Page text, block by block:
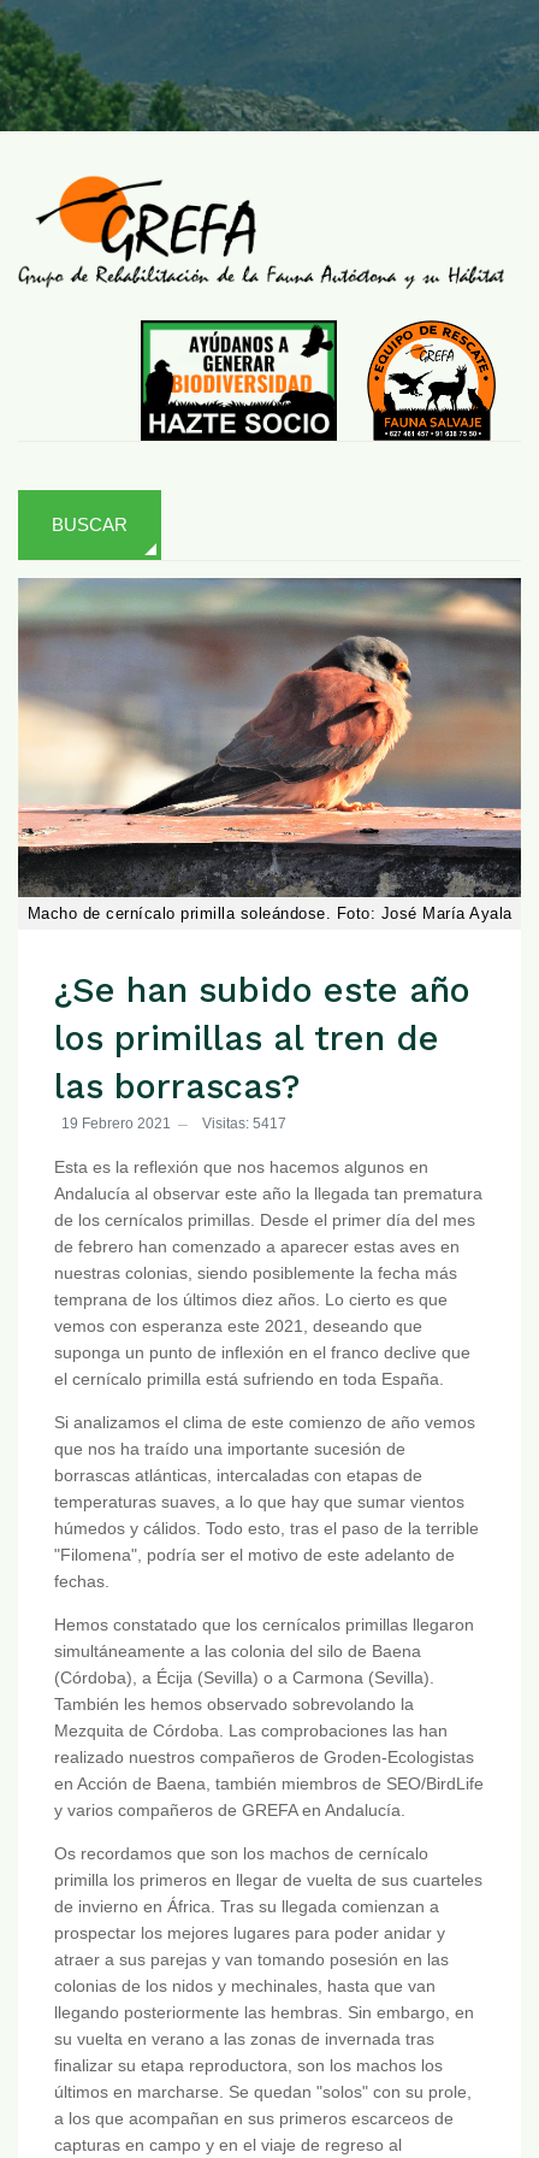
BUSCAR
Macho de cernícalo primilla soleándose. Foto: José María Ayala
¿Se han subido este año
los primillas al tren de
las borrascas?
19 Febrero 2021 Visitas: 5417
Esta es la reflexión que nos hacemos algunos en
Andalucía al observar este año la llegada tan prematura
de los cernícalos primillas. Desde el primer día del mes
de febrero han comenzado a aparecer estas aves en
nuestras colonias, siendo posiblemente la fecha más
temprana de los últimos diez años. Lo cierto es que
vemos con esperanza este 2021, deseando que
suponga un punto de inflexión en el franco declive que
el cernícalo primilla está sufriendo en toda España.
Si analizamos el clima de este comienzo de año vemos
que nos ha traído una importante sucesión de
borrascas atlánticas, intercaladas con etapas de
temperaturas suaves, a lo que hay que sumar vientos
húmedos y cálidos. Todo esto, tras el paso de la terrible
"Filomena", podría ser el motivo de este adelanto de
fechas.
Hemos constatado que los cernícalos primillas llegaron
simultáneamente a las colonia del silo de Baena
(Córdoba), a Écija (Sevilla) o a Carmona (Sevilla).
También les hemos observado sobrevolando la
Mezquita de Córdoba. Las comprobaciones las han
realizado nuestros compañeros de Groden-Ecologistas
en Acción de Baena, también miembros de SEO/BirdLife
y varios compañeros de GREFA en Andalucía.
Os recordamos que son los machos de cernícalo
primilla los primeros en llegar de vuelta de sus cuarteles
de invierno en África. Tras su llegada comienzan a
prospectar los mejores lugares para poder anidar y
atraer a sus parejas y van tomando posesión en las
colonias de los nidos y mechinales, hasta que van
llegando posteriormente las hembras. Sin embargo, en
su vuelta en verano a las zonas de invernada tras
finalizar su etapa reproductora, son los machos los
últimos en marcharse. Se quedan "solos" con su prole,
a los que acompañan en sus primeros escarceos de
capturas en campo y en el viaje de regreso al